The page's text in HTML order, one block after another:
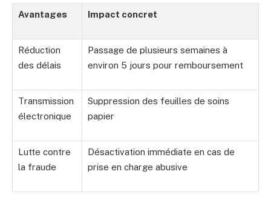
Avantages Impact concret
Réduction
des délais
Passage de plusieurs semaines à
environ 5 jours pour remboursement
Transmission
électronique
Suppression des feuilles de soins
papier
Lutte contre
la fraude
Désactivation immédiate en cas de
prise en charge abusive